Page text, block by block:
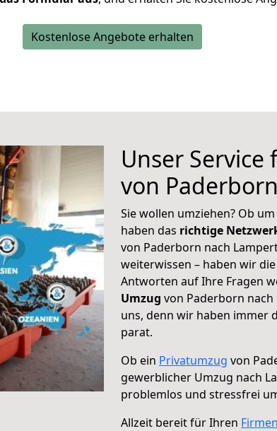
Kostenlose Angebote erhalten
Unser
von
Sie wollen umziehen? Ob
haben das richtige
von Paderborn nach
weiterwissen – haben wir
Antworten auf Ihre Fragen
Umzug von Paderborn nach
uns, denn wir haben immer
parat.
Ob ein Privatumzug von
gewerblicher Umzug nach
problemlos und stressfrei
Allzeit bereit für Ihren